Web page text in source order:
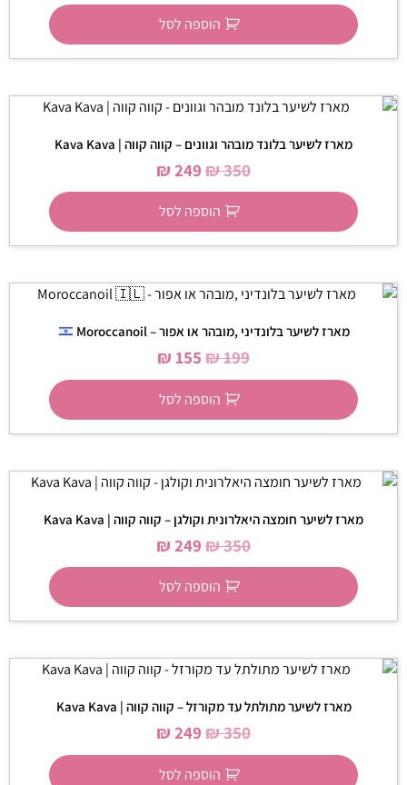
הוספה לסל
מארז לשיער בלונד מובהר וגוונים – קווה קווה | Kava Kava
₪350
₪249
הוספה לסל
מארז לשיער בלונדיני ,מובהר או אפור – Moroccanoil
₪199
₪155
הוספה לסל
מארז לשיער חומצה היאלרונית וקולגן – קווה קווה | Kava Kava
₪350
₪249
הוספה לסל
מארז לשיער מתולתל עד מקורזל – קווה קווה | Kava Kava
₪350
₪249
הוספה לסל